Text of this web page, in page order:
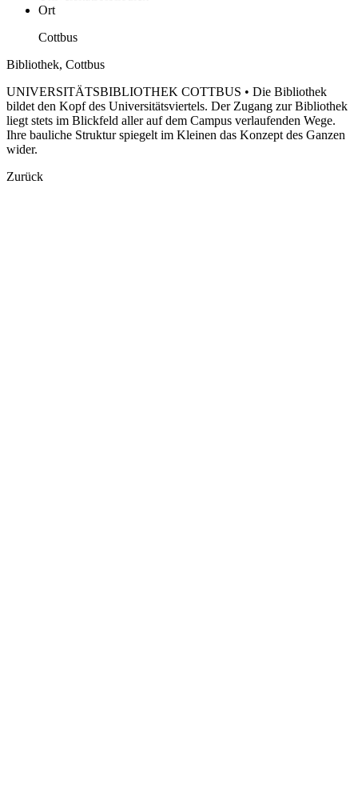
Ort
Cottbus
Bibliothek, Cottbus
UNIVERSITÄTSBIBLIOTHEK COTTBUS • Die Bibliothek
bildet den Kopf des Universitätsviertels. Der Zugang zur Bibliothek
liegt stets im Blickfeld aller auf dem Campus verlaufenden Wege.
Ihre bauliche Struktur spiegelt im Kleinen das Konzept des Ganzen
wider.
Zurück